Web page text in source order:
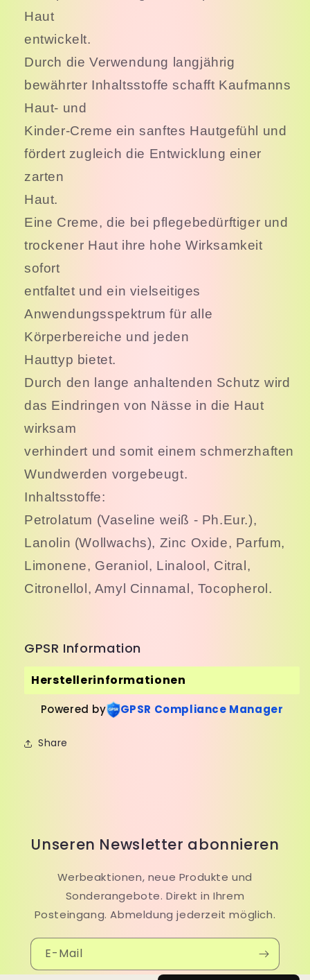
Haut
entwickelt.
Durch die Verwendung langjährig
bewährter Inhaltsstoffe schafft Kaufmanns
Haut- und
Kinder-Creme ein sanftes Hautgefühl und
fördert zugleich die Entwicklung einer
zarten
Haut.
Eine Creme, die bei pflegebedürftiger und
trockener Haut ihre hohe Wirksamkeit
sofort
entfaltet und ein vielseitiges
Anwendungsspektrum für alle
Körperbereiche und jeden
Hauttyp bietet.
Durch den lange anhaltenden Schutz wird
das Eindringen von Nässe in die Haut
wirksam
verhindert und somit einem schmerzhaften
Wundwerden vorgebeugt.
Inhaltsstoffe:
Petrolatum (Vaseline weiß - Ph.Eur.),
Lanolin (Wollwachs), Zinc Oxide, Parfum,
Limonene, Geraniol, Linalool, Citral,
Citronellol, Amyl Cinnamal, Tocopherol.
GPSR Information
Herstellerinformationen
Powered by GPSR Compliance Manager
Share
Unseren Newsletter abonnieren
Werbeaktionen, neue Produkte und
Sonderangebote. Direkt in Ihrem
Posteingang. Abmeldung jederzeit möglich.
E-Mail